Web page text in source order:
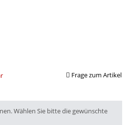
Frage zum Artikel
Wählen Sie bitte die gewünschte